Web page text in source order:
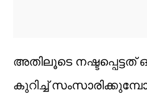
അതിലൂടെ നഷ്ടപ്പെട്ടത്
കുറിച്ച്